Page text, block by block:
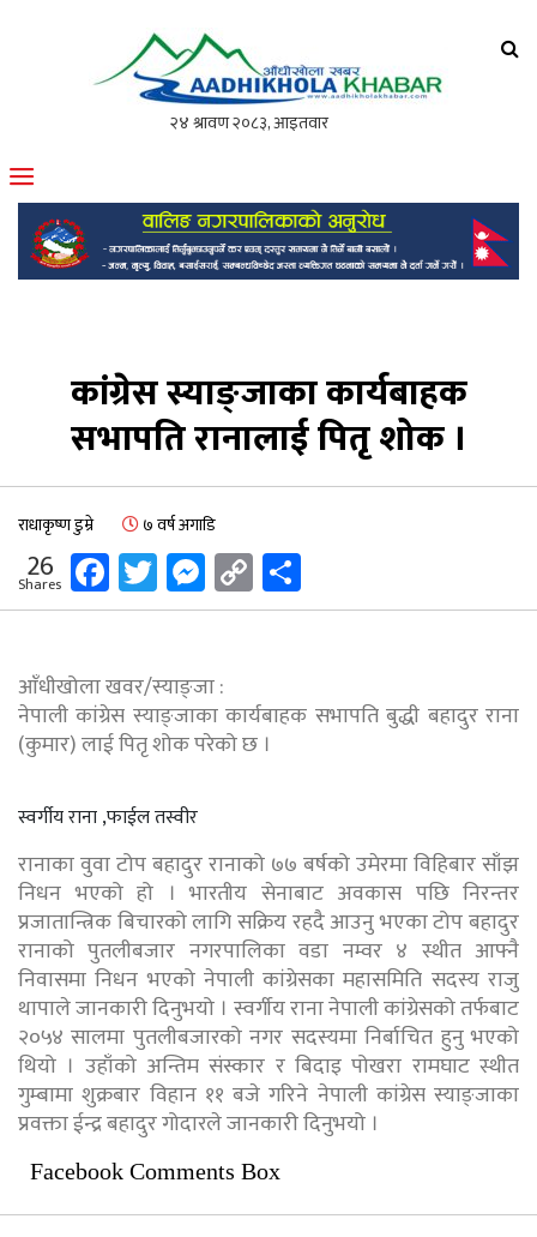
मोफसलकै लोकप्रिय अनलाइन पत्रिका
कांग्रेस स्याङ्जाका कार्यबाहक
सभापति रानालाई पितृ शोक ।
राधाकृष्ण डुम्रे ७ वर्ष अगाडि
26
Shares Facebook
Twitter
Messenger
Copy
Link
आँधीखोला खवर/स्याङ्जा :
नेपाली कांग्रेस स्याङ्जाका कार्यबाहक सभापति बुद्धी बहादुर राना
(कुमार) लाई पितृ शोक परेको छ ।
स्वर्गीय राना ,फाईल तस्वीर
रानाका वुवा टोप बहादुर रानाको ७७ बर्षको उमेरमा विहिबार साँझ
निधन भएको हो । भारतीय सेनाबाट अवकास पछि निरन्तर
प्रजातान्त्रिक बिचारको लागि सक्रिय रहदै आउनु भएका टोप बहादुर
रानाको पुतलीबजार नगरपालिका वडा नम्वर ४ स्थीत आफ्नै
निवासमा निधन भएको नेपाली कांग्रेसका महासमिति सदस्य राजु
थापाले जानकारी दिनुभयो । स्वर्गीय राना नेपाली कांग्रेसको तर्फबाट
२०५४ सालमा पुतलीबजारको नगर सदस्यमा निर्बाचित हुनु भएको
थियो । उहाँको अन्तिम संस्कार र बिदाइ पोखरा रामघाट स्थीत
गुम्बामा शुक्रबार विहान ११ बजे गरिने नेपाली कांग्रेस स्याङ्जाका
प्रवक्ता ईन्द्र बहादुर गोदारले जानकारी दिनुभयो ।
Facebook Comments Box